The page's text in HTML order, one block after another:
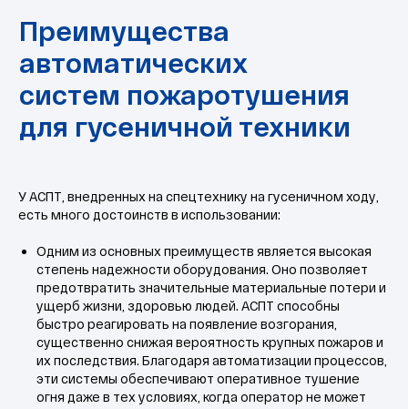
У АСПТ, внедренных на спецтехнику на гусеничном ходу,
есть много достоинств в использовании:
Одним из основных преимуществ является высокая
степень надежности оборудования. Оно позволяет
предотвратить значительные материальные потери и
ущерб жизни, здоровью людей. АСПТ способны
быстро реагировать на появление возгорания,
существенно снижая вероятность крупных пожаров и
их последствия. Благодаря автоматизации процессов,
эти системы обеспечивают оперативное тушение
огня даже в тех условиях, когда оператор не может